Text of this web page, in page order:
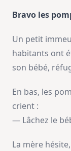
Bravo les
Un petit
habitants ont
son bébé,
En bas, les
crient :
— Lâchez le
La mère